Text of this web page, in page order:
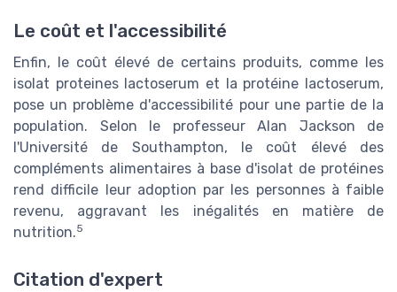
Le coût et l'accessibilité
Enfin, le coût élevé de certains produits, comme les
isolat proteines lactoserum et la protéine lactoserum,
pose un problème d'accessibilité pour une partie de la
population. Selon le professeur Alan Jackson de
l'Université de Southampton, le coût élevé des
compléments alimentaires à base d'isolat de protéines
rend difficile leur adoption par les personnes à faible
revenu, aggravant les inégalités en matière de
nutrition.5
Citation d'expert